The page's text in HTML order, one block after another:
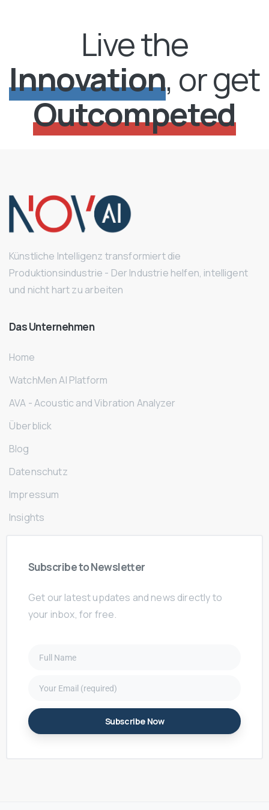
Live the
Innovation, or get
Outcompeted
Künstliche Intelligenz transformiert die
Produktionsindustrie - Der Industrie helfen, intelligent
und nicht hart zu arbeiten
DasUnternehmen
Home
WatchMen AI Platform
AVA - Acoustic and Vibration Analyzer
Überblick
Blog
Datenschutz
Impressum
Insights
SubscribetoNewsletter
Get our latest updates and news directly to
your inbox, for free.